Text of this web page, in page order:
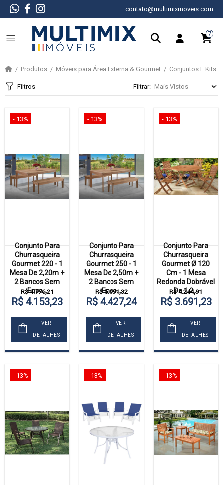
contato@multimixmoveis.com
7
Produtos Móveis para Área Externa & Gourmet Conjuntos E Kits
Filtros Filtrar:
- 13%
Conjunto Para
Churrasqueira
Gourmet 220 - 1
Mesa De 2,20m +
2 Bancos Sem
Enco...
R$ 4.776,21
R$ 4.153,23
VER
DETALHES
- 13%
Conjunto Para
Churrasqueira
Gourmet 250 - 1
Mesa De 2,50m +
2 Bancos Sem
Enco...
R$ 5.091,32
R$ 4.427,24
VER
DETALHES
- 13%
Conjunto Para
Churrasqueira
Gourmet Ø 120
Cm - 1 Mesa
Redonda Dobrável
De 1,2...
R$ 4.244,91
R$ 3.691,23
VER
DETALHES
- 13% - 13% - 13%